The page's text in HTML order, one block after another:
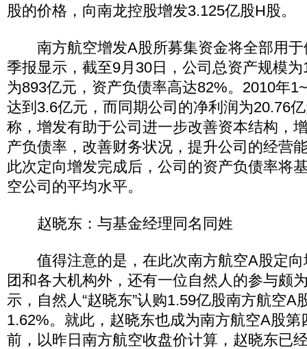
股的价格，向南龙控股增发3.125亿股H股。
南方航空增发A股所募集资金将全部用于
季报显示，截至9月30日，公司总资产规模
为893亿元，资产负债率高达82%。2010年
达到3.6亿元，而同期公司的净利润为20.76
称，增发有助于公司进一步改善资本结构，
产负债率，改善财务状况，提升公司的经营
此次定向增发完成后，公司的资产负债率将
空公司的平均水平。
赵晓东：与基金经理同名同姓
值得注意的是，在此次南方航空A股定向
团和各大机构外，还有一位自然人的参与颇
示，自然人“赵晓东”认购1.59亿股南方航空A
1.62%。就此，赵晓东也成为南方航空A股第
前，以昨日南方航空收盘价计算，赵晓东已